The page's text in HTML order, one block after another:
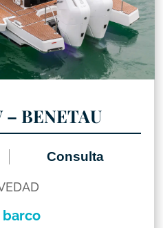
– BENETAU
Consulta
barco